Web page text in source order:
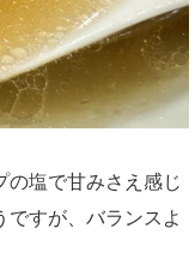
の塩で甘みさえ感じ
ですが、バランスよ